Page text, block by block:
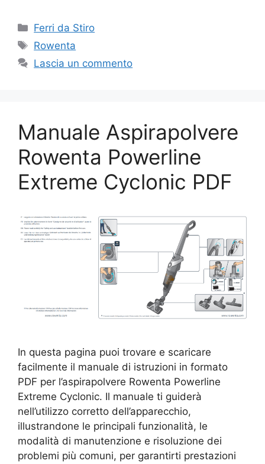
Categorie
Ferri da Stiro
Tag
Rowenta
Lascia un commento
Manuale Aspirapolvere
Rowenta Powerline
Extreme Cyclonic​ PDF
In questa pagina puoi trovare e scaricare
facilmente il manuale di istruzioni in formato
PDF per l’aspirapolvere Rowenta Powerline
Extreme Cyclonic. Il manuale ti guiderà
nell’utilizzo corretto dell’apparecchio,
illustrandone le principali funzionalità, le
modalità di manutenzione e risoluzione dei
problemi più comuni, per garantirti prestazioni